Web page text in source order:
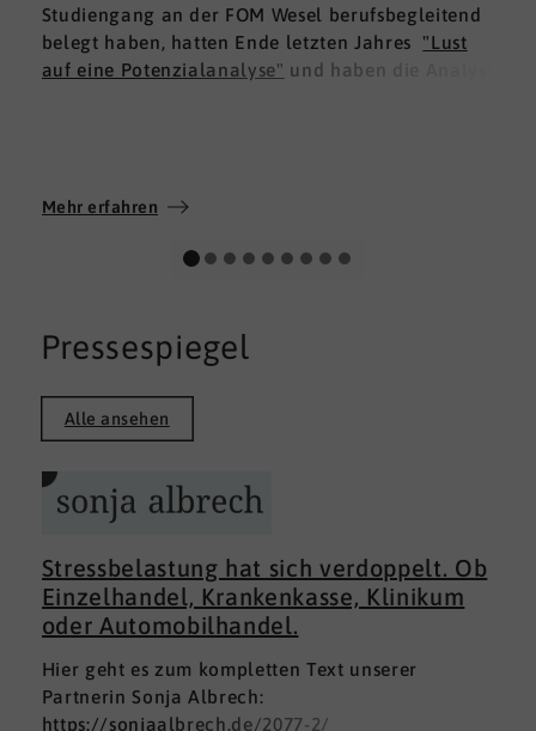
Studiengang an der FOM Wesel berufsbegleitend
belegt haben, hatten Ende letzten Jahres "Lust
auf eine Potenzialanalyse" und haben die Analyse
Wir wünschen allen Teilnehmerinnen und
persönlichen Weg und viel Erfolg.
Mehr erfahren
Pressespiegel
Alle ansehen
Stressbelastung hat sich verdoppelt. Ob
Einzelhandel, Krankenkasse, Klinikum
oder Automobilhandel.
Hier geht es zum kompletten Text unserer
Partnerin Sonja Albrech:
https://sonjaalbrech.de/2077-2/